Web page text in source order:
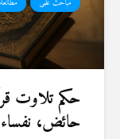
مباحث علمی
حكم تلاوت
حائض،